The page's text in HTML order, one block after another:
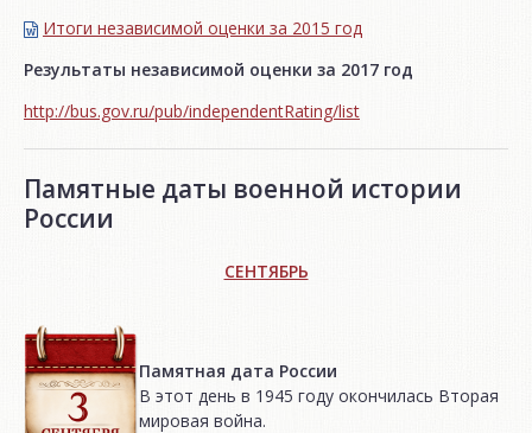
Итоги независимой oценки за 2015 год
Результаты независимой оценки за 2017 год
http://bus.gov.ru/pub/independentRating/list
Памятные даты военной истории
России
СЕНТЯБРЬ
Памятная дата России
В этот день в 1945 году окончилась Вторая
мировая война.